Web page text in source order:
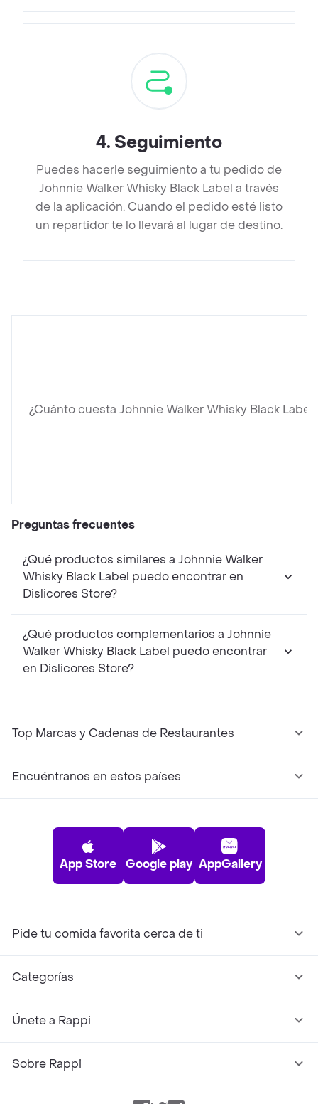
4. Seguimiento
Puedes hacerle seguimiento a tu pedido de
Johnnie Walker Whisky Black Label a través
de la aplicación. Cuando el pedido esté listo
un repartidor te lo llevará al lugar de destino.
¿Cuánto cuesta Johnnie Walker Whisky Black
Preguntas frecuentes
¿Qué productos similares a Johnnie Walker
Whisky Black Label puedo encontrar en
Dislicores Store?
¿Qué productos complementarios a Johnnie
Walker Whisky Black Label puedo encontrar
en Dislicores Store?
Top Marcas y Cadenas de Restaurantes
Encuéntranos en estos países
App Store Google play AppGallery
Pide tu comida favorita cerca de ti
Categorías
Únete a Rappi
Sobre Rappi